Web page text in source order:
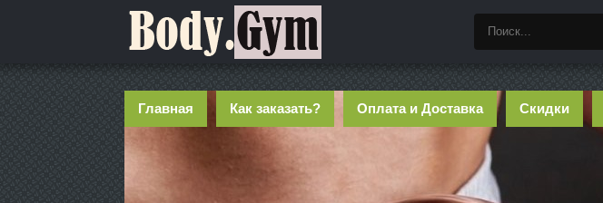
Главная Как заказать? Оплата и Доставка Скидки